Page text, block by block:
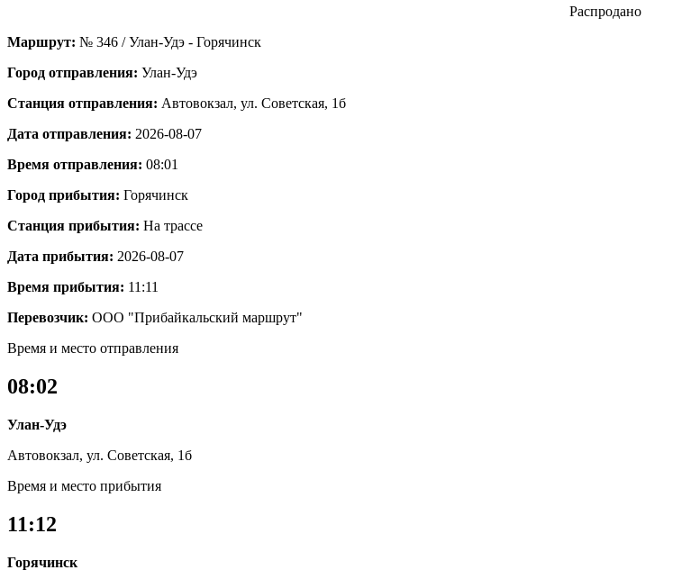
Распродано
Маршрут: № 346 / Улан-Удэ - Горячинск
Город отправления: Улан-Удэ
Станция отправления: Автовокзал, ул. Советская, 1б
Дата отправления: 2026-08-07
Время отправления: 08:01
Город прибытия: Горячинск
Станция прибытия: На трассе
Дата прибытия: 2026-08-07
Время прибытия: 11:11
Перевозчик: ООО "Прибайкальский маршрут"
Время и место отправления
08:02
Улан-Удэ
Автовокзал, ул. Советская, 1б
Время и место прибытия
11:12
Горячинск